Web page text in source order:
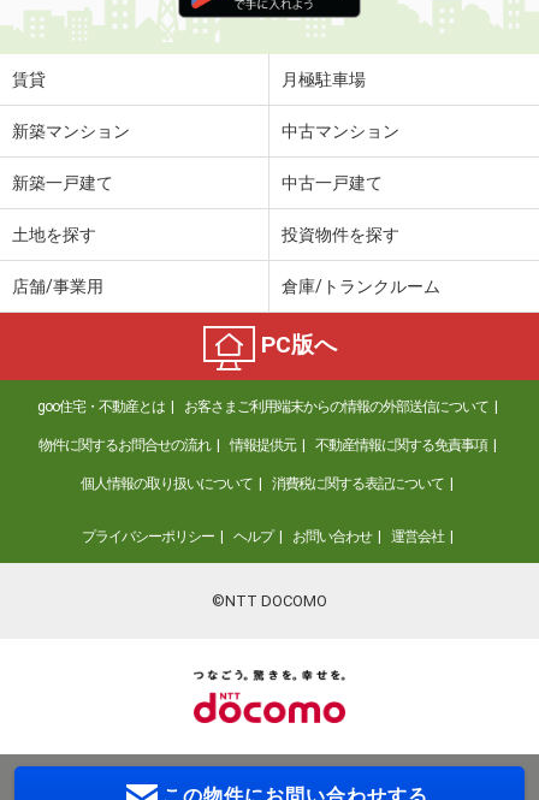
賃貸 月極駐車場
新築マンション 中古マンション
新築一戸建て 中古一戸建て
土地を探す 投資物件を探す
店舗/事業用 倉庫/トランクルーム
PC版へ
goo住宅・不動産とは お客さまご利用端末からの情報の外部送信について
物件に関するお問合せの流れ 情報提供元 不動産情報に関する免責事項
個人情報の取り扱いについて 消費税に関する表記について
プライバシーポリシー ヘルプ お問い合わせ 運営会社
©NTT DOCOMO